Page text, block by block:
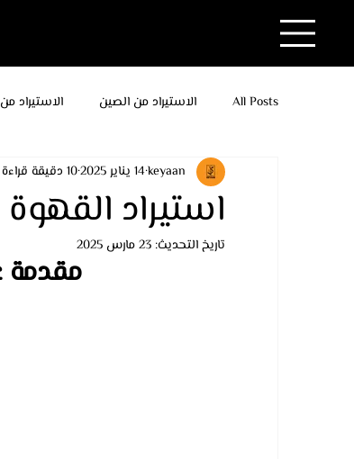
All Posts الاستيراد من الصين الاستيراد
استيراد
keyaan14 يناير 2025 10 دقيقة قراءة
تاريخ التحديث: 23 مارس 2025
مقدمة